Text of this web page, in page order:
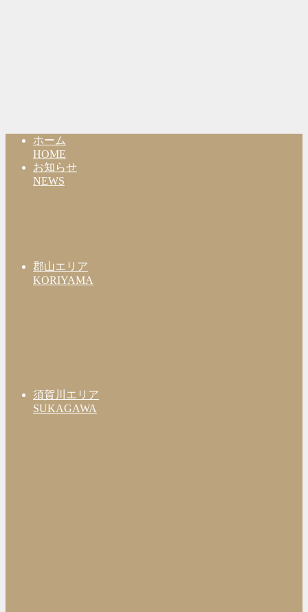
ホーム
HOME
お知らせ
NEWS
郡山エリア
KORIYAMA
須賀川エリア
SUKAGAWA